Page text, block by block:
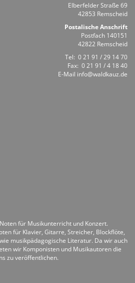
Elberfelder Straße 69
42853 Remscheid
Postalische Anschrift
Postfach 140151
42822 Remscheid
Tel: 0 21 91 / 29 14 70
Fax: 0 21 91 / 4 18 40
E-Mail info@waldkauz.de
für Musikunterricht und Konzert.
für Klavier, Gitarre, Streicher, Blockflöte,
musikpädagogische Literatur. Da wir auch
wir Komponisten und Musikautoren die
zu veröffentlichen.